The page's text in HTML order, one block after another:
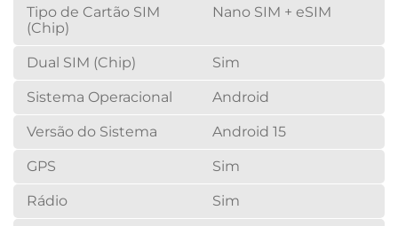
Tipo de Cartão SIM
(Chip)
Nano SIM + eSIM
Dual SIM (Chip) Sim
Sistema Operacional Android
Versão do Sistema Android 15
GPS Sim
Rádio Sim